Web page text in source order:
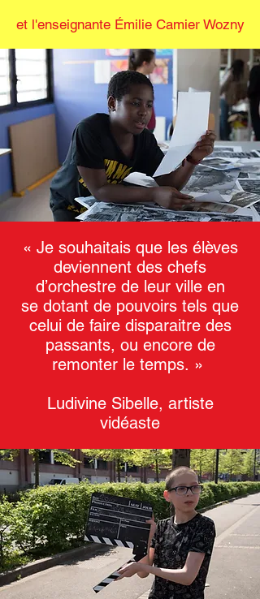
et l'enseignante Émilie Camier Wozny​
« Je souhaitais que les élèves
deviennent des chefs
d’orchestre de leur ville en
se dotant de pouvoirs tels que
celui de faire disparaitre des
passants, ou encore de
remonter le temps. »
Ludivine Sibelle, artiste
vidéaste